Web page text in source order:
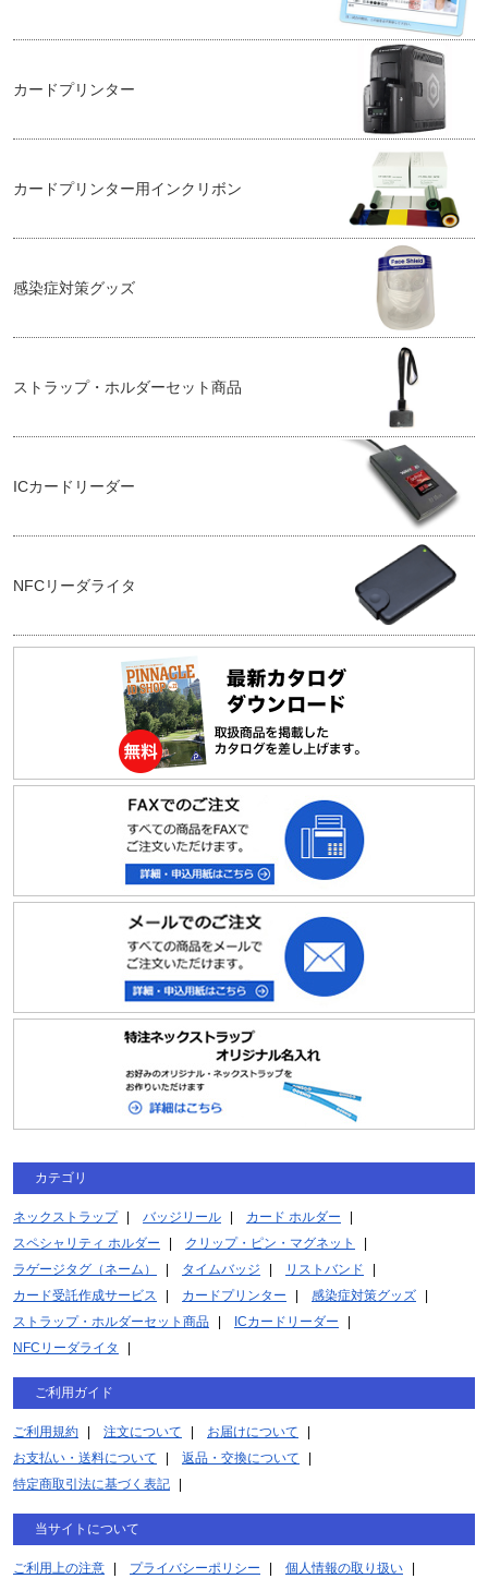
カードプリンター
カードプリンター用インクリボン
感染症対策グッズ
ストラップ・ホルダーセット商品
ICカードリーダー
NFCリーダライタ
カテゴリ
ネックストラップ バッジリール
カード ホルダー
スペシャリティ ホルダー
クリップ・ピン・マグネット
ラゲージタグ（ネーム）
タイムバッジ
リストバンド
カード受託作成サービス
カードプリンター
感染症対策グッズ
ストラップ・ホルダーセット商品
ICカードリーダー
NFCリーダライタ
ご利用ガイド
ご利用規約 注文について
お届けについて
お支払い・送料について
返品・交換について
特定商取引法に基づく表記
当サイトについて
ご利用上の注意 プライバシーポリシー 個人情報の取り扱い